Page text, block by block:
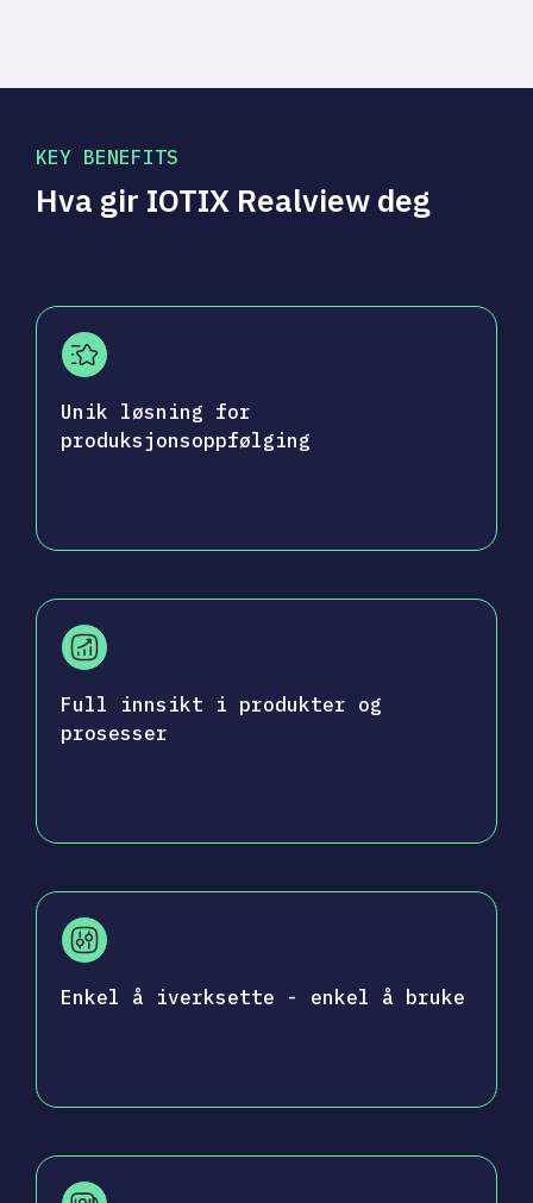
KEY BENEFITS
Hva gir IOTIX Realview deg
Unik løsning for
produksjonsoppfølging
Full innsikt i produkter og
prosesser
Enkel å iverksette - enkel å bruke